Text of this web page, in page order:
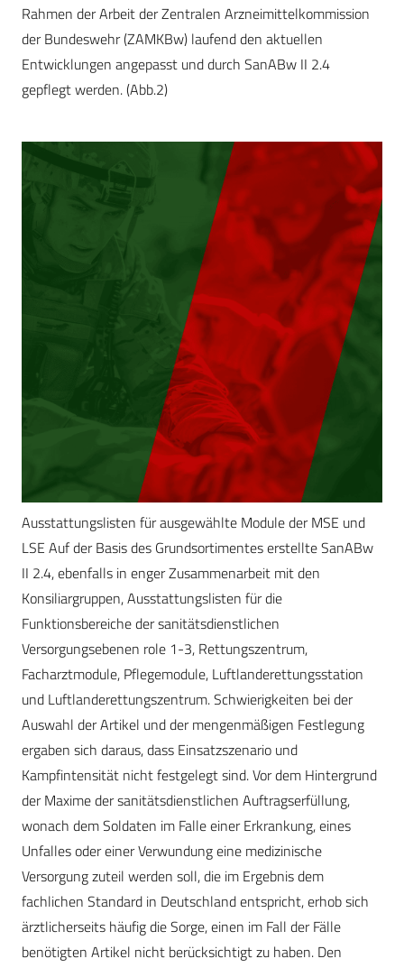
Rahmen der Arbeit der Zentralen Arzneimittelkommission
der Bundeswehr (ZAMKBw) laufend den aktuellen
Entwicklungen angepasst und durch SanABw II 2.4
gepflegt werden. (Abb.2)
Ausstattungslisten für ausgewählte Module der MSE und
LSE Auf der Basis des Grundsortimentes erstellte SanABw
II 2.4, ebenfalls in enger Zusammenarbeit mit den
Konsiliargruppen, Ausstattungslisten für die
Funktionsbereiche der sanitätsdienstlichen
Versorgungsebenen role 1-3, Rettungszentrum,
Facharztmodule, Pflegemodule, Luftlanderettungsstation
und Luftlanderettungszentrum. Schwierigkeiten bei der
Auswahl der Artikel und der mengenmäßigen Festlegung
ergaben sich daraus, dass Einsatzszenario und
Kampfintensität nicht festgelegt sind. Vor dem Hintergrund
der Maxime der sanitätsdienstlichen Auftragserfüllung,
wonach dem Soldaten im Falle einer Erkrankung, eines
Unfalles oder einer Verwundung eine medizinische
Versorgung zuteil werden soll, die im Ergebnis dem
fachlichen Standard in Deutschland entspricht, erhob sich
ärztlicherseits häufig die Sorge, einen im Fall der Fälle
benötigten Artikel nicht berücksichtigt zu haben. Den